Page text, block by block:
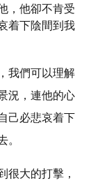
，他卻不肯受
着下陰間到我
我們可以理解
況，連他的心
己必悲哀着下
。
很大的打擊，